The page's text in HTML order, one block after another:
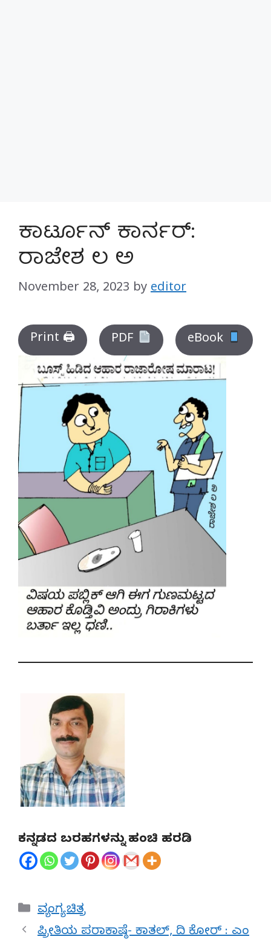
ಕಾರ್ಟೂನ್ ಕಾರ್ನರ್:
ರಾಜೇಶ ಲ ಅ
November 28, 2023 by editor
Print 🖨 PDF eBook
ಕನ್ನಡದ ಬರಹಗಳನ್ನು ಹಂಚಿ ಹರಡಿ
Categories
ವ್ಯಂಗ್ಯ ಚಿತ್ರ
ಪ್ರೀತಿಯ ಪರಾಕಾಷ್ಠೆ- ಕಾತಲ್‌, ದಿ ಕೋರ್ : ಎಂ